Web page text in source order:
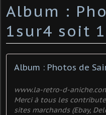
Album :
1sur4 soit
Album : Photos de
www.la-retro-d-
Merci à tous les
sites marchands (Ebay,